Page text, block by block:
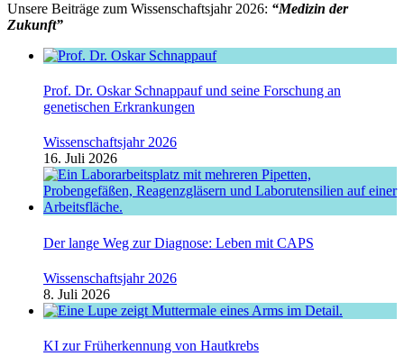
Unsere Beiträge zum Wissenschaftsjahr 2026: “Medizin der
Zukunft”
Prof. Dr. Oskar Schnappauf und seine Forschung an
genetischen Erkrankungen
Wissenschaftsjahr 2026
16. Juli 2026
Der lange Weg zur Diagnose: Leben mit CAPS
Wissenschaftsjahr 2026
8. Juli 2026
KI zur Früherkennung von Hautkrebs